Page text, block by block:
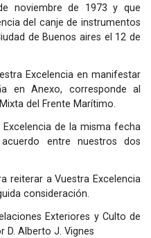
noviembre de 1973 y que
del canje de instrumentos
de Buenos aires el 12 de
Excelencia en manifestar
en Anexo, corresponde al
del Frente Marítimo.
de la misma fecha
entre nuestros dos
reiterar a Vuestra Excelencia
consideración.
Exteriores y Culto de
D. Alberto J. Vignes